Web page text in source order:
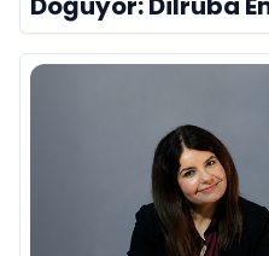
Evreni ‘AVENOİR’